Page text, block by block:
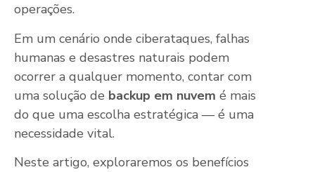
operações.
Em um cenário onde ciberataques, falhas
humanas e desastres naturais podem
ocorrer a qualquer momento, contar com
uma solução de backup em nuvem é mais
do que uma escolha estratégica — é uma
necessidade vital.
Neste artigo, exploraremos os benefícios